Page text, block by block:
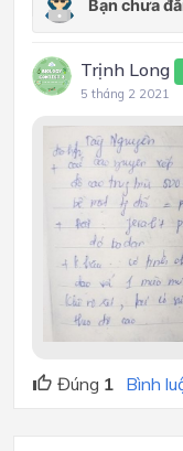
Trịnh Long
5 tháng 2 2021
Đúng 1 Bình